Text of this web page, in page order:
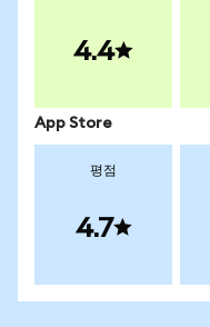
4.4
App Store
평점
4.7